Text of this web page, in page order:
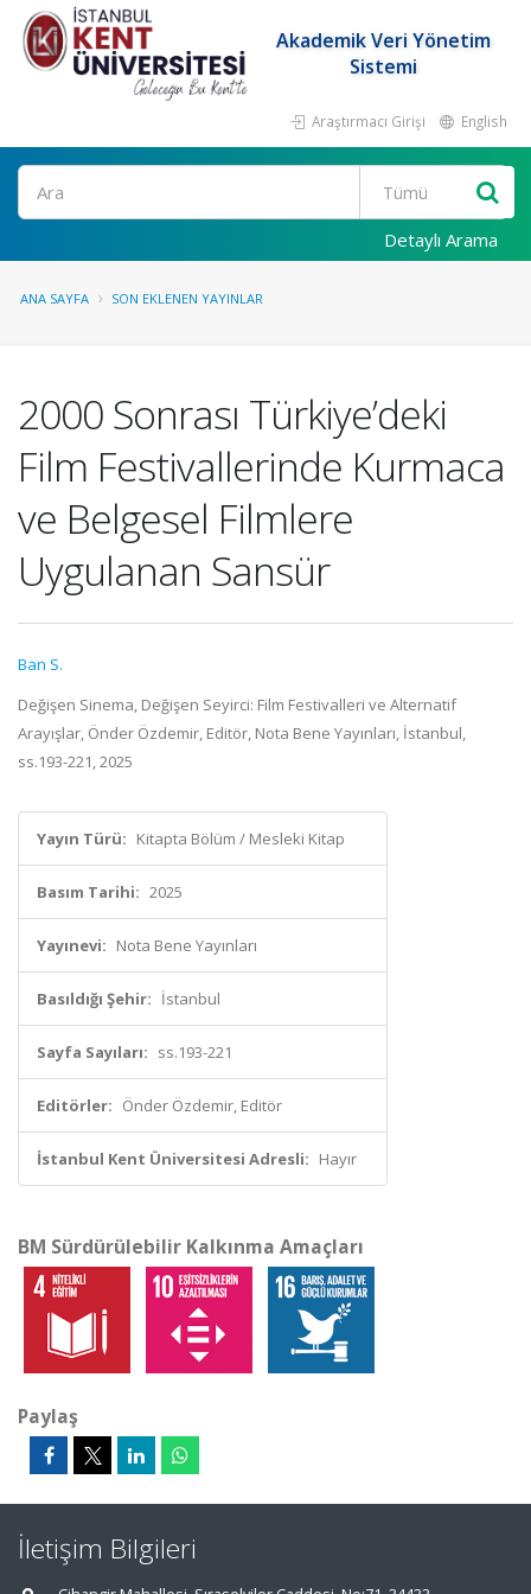
Akademik Veri Yönetim
Sistemi
Araştırmacı Girişi English
Ara
Detaylı Arama
ANA SAYFA SON EKLENEN YAYINLAR
2000 Sonrası Türkiye’deki
Film Festivallerinde Kurmaca
ve Belgesel Filmlere
Uygulanan Sansür
Ban S.
Değişen Sinema, Değişen Seyirci: Film Festivalleri ve Alternatif
Arayışlar, Önder Özdemir, Editör, Nota Bene Yayınları, İstanbul,
ss.193-221, 2025
Yayın Türü: Kitapta Bölüm / Mesleki Kitap
Basım Tarihi: 2025
Yayınevi: Nota Bene Yayınları
Basıldığı Şehir: İstanbul
Sayfa Sayıları: ss.193-221
Editörler: Önder Özdemir, Editör
İstanbul Kent Üniversitesi Adresli: Hayır
BM Sürdürülebilir Kalkınma Amaçları
Paylaş
İletişim Bilgileri